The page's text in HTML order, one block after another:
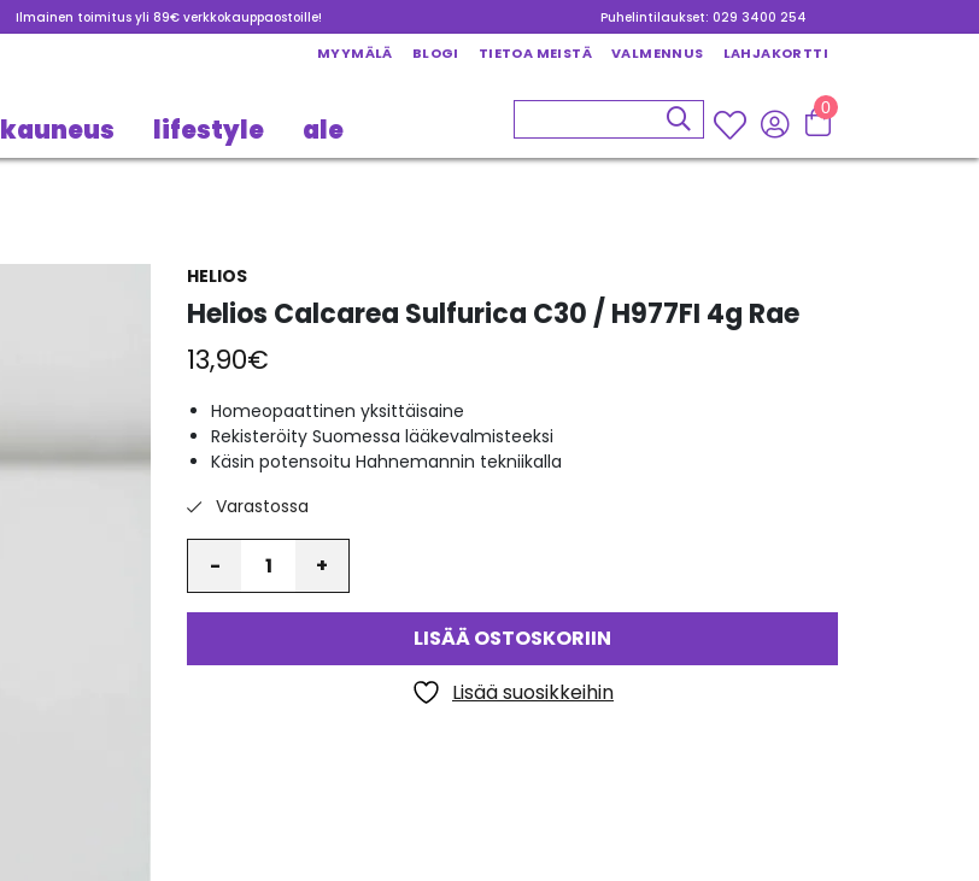
Ilmainen toimitus yli 89€ verkkokauppaostoille! Puhelintilaukset: 029 3400 254
MYYMÄLÄ BLOGI TIETOA MEISTÄ VALMENNUS LAHJAKORTTI
kauneus lifestyle ale
0
HELIOS
Helios Calcarea Sulfurica C30 / H977FI 4g Rae
13,90€
Homeopaattinen yksittäisaine
Rekisteröity Suomessa lääkevalmisteeksi
Käsin potensoitu Hahnemannin tekniikalla
Varastossa
LISÄÄ OSTOSKORIIN
Lisää suosikkeihin